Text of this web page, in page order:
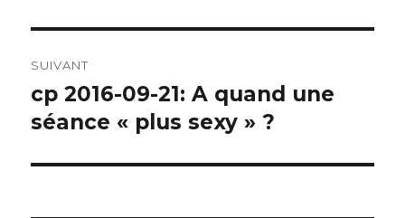
SUIVANT
Article
suivant :
cp 2016-09-21: A quand une
séance « plus sexy » ?